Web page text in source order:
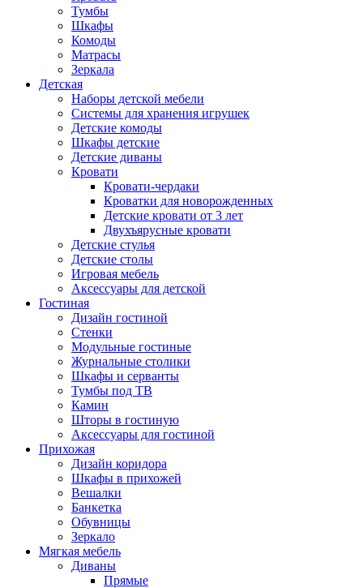
Тумбы
Шкафы
Комоды
Матрасы
Зеркала
Детская
Наборы детской мебели
Системы для хранения игрушек
Детские комоды
Шкафы детские
Детские диваны
Кровати
Кровати-чердаки
Кроватки для новорожденных
Детские кровати от 3 лет
Двухъярусные кровати
Детские стулья
Детские столы
Игровая мебель
Аксессуары для детской
Гостиная
Дизайн гостиной
Стенки
Модульные гостиные
Журнальные столики
Шкафы и серванты
Тумбы под ТВ
Камин
Шторы в гостиную
Аксессуары для гостиной
Прихожая
Дизайн коридора
Шкафы в прихожей
Вешалки
Банкетка
Обувницы
Зеркало
Мягкая мебель
Диваны
Прямые